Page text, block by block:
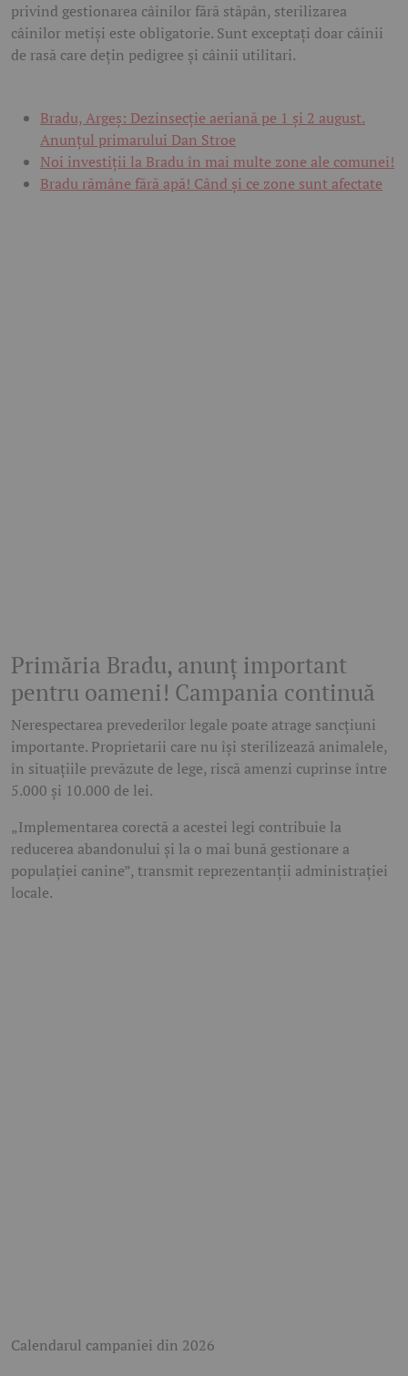
privind gestionarea câinilor fără stăpân, sterilizarea
câinilor metiși este obligatorie. Sunt exceptați doar câinii
de rasă care dețin pedigree și câinii utilitari.
Bradu, Argeș: Dezinsecție aeriană pe 1 și 2 august.
Anunțul primarului Dan Stroe
Noi investiții la Bradu în mai multe zone ale comunei!
Bradu rămâne fără apă! Când și ce zone sunt afectate
Primăria Bradu, anunț important
pentru oameni! Campania continuă
Nerespectarea prevederilor legale poate atrage sancțiuni
importante. Proprietarii care nu își sterilizează animalele,
în situațiile prevăzute de lege, riscă amenzi cuprinse între
5.000 și 10.000 de lei.
„Implementarea corectă a acestei legi contribuie la
reducerea abandonului și la o mai bună gestionare a
populației canine”, transmit reprezentanții administrației
locale.
Calendarul campaniei din 2026